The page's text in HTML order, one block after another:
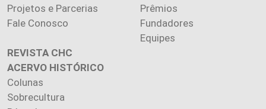
Projetos e Parcerias
Fale Conosco
Prêmios
Fundadores
Equipes
REVISTA CHC
ACERVO HISTÓRICO
Colunas
Sobrecultura